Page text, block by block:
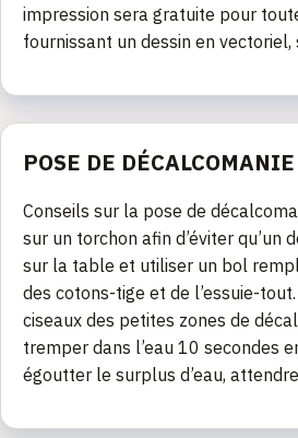
impression sera gratuite pour
fournissant un dessin en
POSE DE DÉCALCOMANIE
Conseils sur la pose de
sur un torchon afin d’éviter qu’un
sur la table et utiliser un bol
des cotons-tige et de l’essuie-
ciseaux des petites zones de
tremper dans l’eau 10 secondes
égoutter le surplus d’eau,